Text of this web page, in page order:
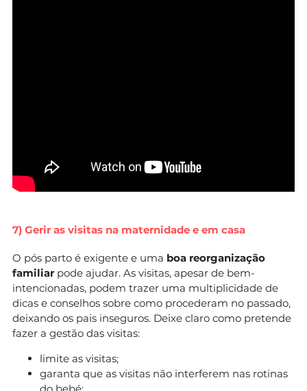
7) Gerir as visitas na maternidade e em casa
O pós parto é exigente e uma boa reorganização
familiar pode ajudar. As visitas, apesar de bem-
intencionadas, podem trazer uma multiplicidade de
dicas e conselhos sobre como procederam no passado,
deixando os pais inseguros. Deixe claro como pretende
fazer a gestão das visitas:
limite as visitas;
garanta que as visitas não interferem nas rotinas
do bebé;